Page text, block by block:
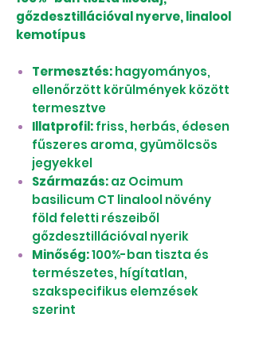
gőzdesztillációval nyerve, linalool
kemotípus
Termesztés:hagyományos,
ellenőrzött körülmények között
termesztve
Illatprofil:friss, herbás, édesen
fűszeres aroma, gyümölcsös
jegyekkel
Származás:az Ocimum
basilicum CT linalool növény
föld feletti részeiből
gőzdesztillációval nyerik
Minőség:100%-ban tiszta és
természetes, hígítatlan,
szakspecifikus elemzések
szerint